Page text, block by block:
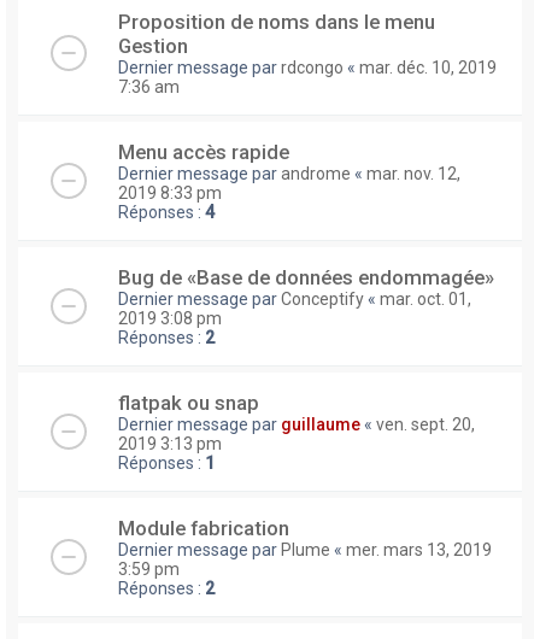
Proposition de noms dans le menu
Gestion
Dernier message parrdcongo « mar. déc. 10, 2019
7:36 am
Menu accès rapide
Dernier message parandrome « mar. nov. 12,
2019 8:33 pm
Réponses : 4
Bug de «Base de données endommagée»
Dernier message parConceptify « mar. oct. 01,
2019 3:08 pm
Réponses : 2
flatpak ou snap
Dernier message par guillaume « ven. sept. 20,
2019 3:13 pm
Réponses : 1
Module fabrication
Dernier message parPlume « mer. mars 13, 2019
3:59 pm
Réponses : 2